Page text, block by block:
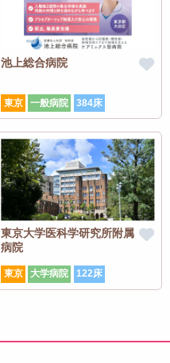
池上総合病院
東京 一般病院 384床
東京大学医科学研究所附属
病院
東京 大学病院 122床